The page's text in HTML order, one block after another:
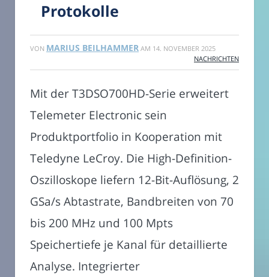
Protokolle
VON MARIUS BEILHAMMER AM 14. NOVEMBER 2025
NACHRICHTEN
Mit der T3DSO700HD-Serie erweitert
Telemeter Electronic sein
Produktportfolio in Kooperation mit
Teledyne LeCroy. Die High-Definition-
Oszilloskope liefern 12-Bit-Auflösung, 2
GSa/s Abtastrate, Bandbreiten von 70
bis 200 MHz und 100 Mpts
Speichertiefe je Kanal für detaillierte
Analyse. Integrierter